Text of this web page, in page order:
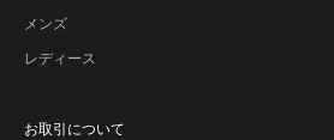
メンズ
レディース
お取引について